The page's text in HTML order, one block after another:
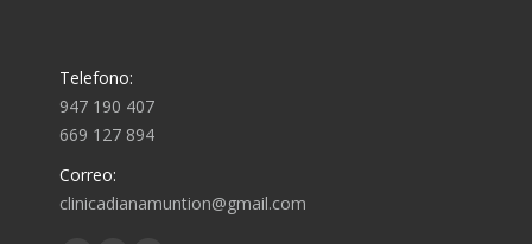
Telefono:
947 190 407
669 127 894
Correo:
clinicadianamuntion@gmail.com